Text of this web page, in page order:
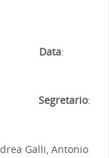
Data:
:
Galli, Antonio